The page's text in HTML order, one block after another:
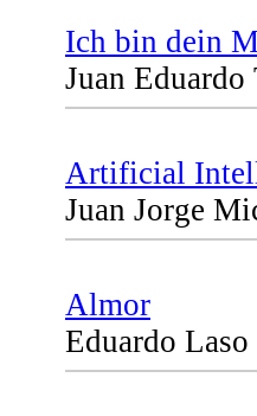
Ich bin dein
Juan Eduardo
Artificial
Juan Jorge
Almor
Eduardo Laso